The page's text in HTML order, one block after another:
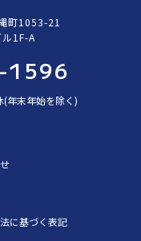
町1053-21
1F-A
1596
(年末年始を除く)
に基づく表記